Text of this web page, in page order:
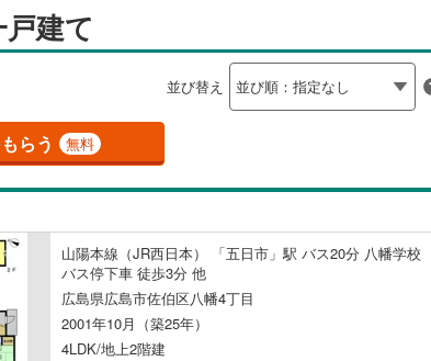
建て
並び替え
らう 無料
山陽本線（JR西日本） 「五日市」駅 バス20分 八幡学校
バス停下車 徒歩3分 他
広島県広島市佐伯区八幡4丁目
2001年10月（築25年）
4LDK/地上2階建
長野
三重
兵庫
根 岡山 広島 山口
香川 愛媛 高知
賀 長崎 熊本
福山市
庄原市(8)
安芸郡府中町(9)
20) 安芸郡坂町(2)
豊田郡大崎上島町
三宅(1)
杉並台(1)
)
0) 広島電鉄宮島線(2)
（1） ビルトインガレージ（0）
防犯カメラ（ 0）
） 平屋・1階建て（0）
（納戸）（0）
保存した条件を見る
検索条件を保存する
マイページ
お気に入りリストを見る
閉じる
お気に入りリストを見る
閉じる